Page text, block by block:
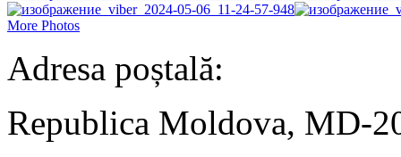
More Photos
Adresa poștală:
Republica Moldova, MD-